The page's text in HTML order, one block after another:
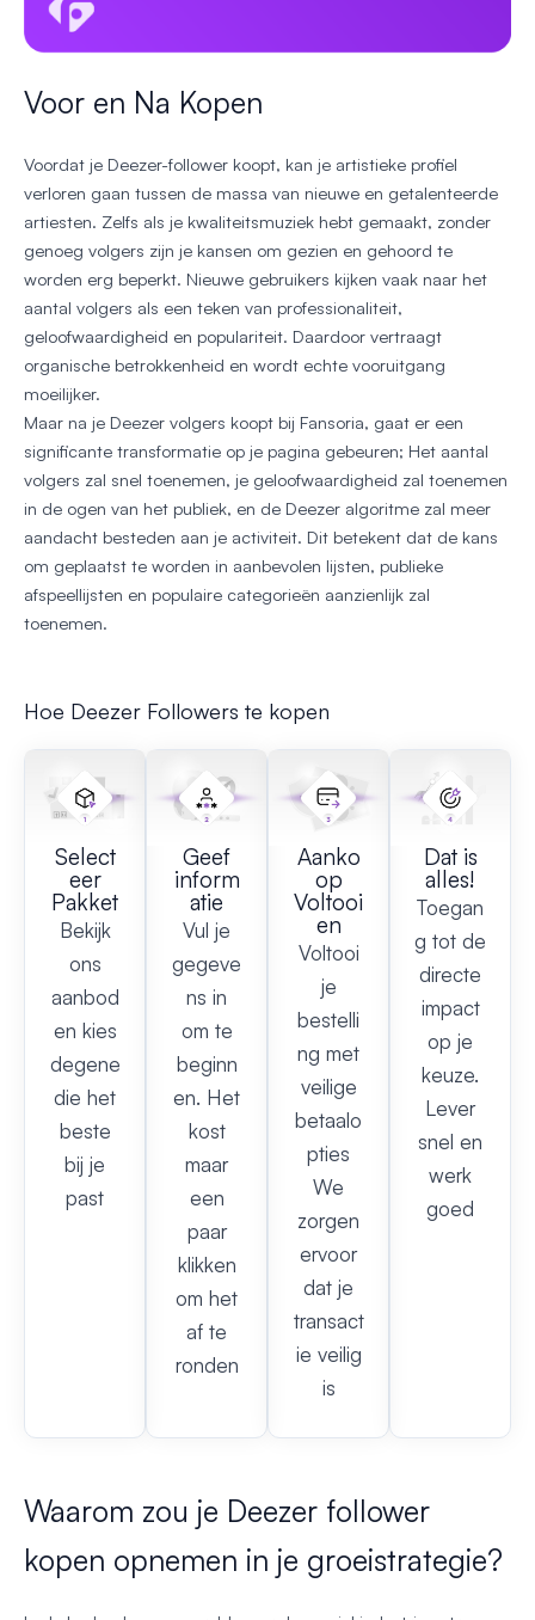
Voor en Na Kopen
Voordat je Deezer-follower koopt, kan je artistieke profiel
verloren gaan tussen de massa van nieuwe en getalenteerde
artiesten. Zelfs als je kwaliteitsmuziek hebt gemaakt, zonder
genoeg volgers zijn je kansen om gezien en gehoord te
worden erg beperkt. Nieuwe gebruikers kijken vaak naar het
aantal volgers als een teken van professionaliteit,
geloofwaardigheid en populariteit. Daardoor vertraagt
organische betrokkenheid en wordt echte vooruitgang
moeilijker.
Maar na je Deezer volgers koopt bij Fansoria, gaat er een
significante transformatie op je pagina gebeuren; Het aantal
volgers zal snel toenemen, je geloofwaardigheid zal toenemen
in de ogen van het publiek, en de Deezer algoritme zal meer
aandacht besteden aan je activiteit. Dit betekent dat de kans
om geplaatst te worden in aanbevolen lijsten, publieke
afspeellijsten en populaire categorieën aanzienlijk zal
toenemen.
Hoe Deezer Followers te kopen
Select
eer
Pakket
Bekijk
ons
aanbod
en kies
degene
die het
beste
bij je
past
Geef
inform
atie
Vul je
gegeve
ns in
om te
beginn
en. Het
kost
maar
een
paar
klikken
om het
af te
ronden
Aanko
op
Voltooi
en
Voltooi
je
bestelli
ng met
veilige
betaalo
pties
We
zorgen
ervoor
dat je
transact
ie veilig
is
Dat is
alles!
Toegan
g tot de
directe
impact
op je
keuze.
Lever
snel en
werk
goed
Waarom zou je Deezer follower
kopen opnemen in je groeistrategie?